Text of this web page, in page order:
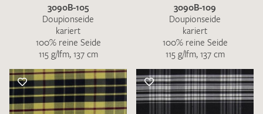
3090B-105
Doupionseide
kariert
100% reine Seide
115 g/lfm, 137 cm
3090B-109
Doupionseide
kariert
100% reine Seide
115 g/lfm, 137 cm